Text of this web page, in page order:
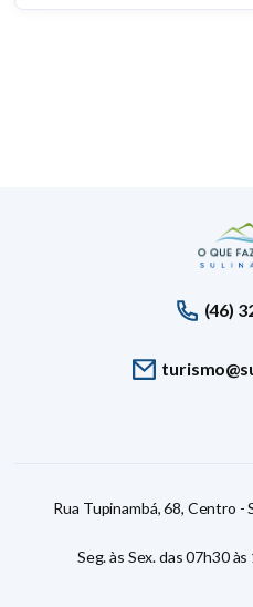
(46)
Rua Tupinambá, 68, Centro -
Seg. às Sex. das 07h30